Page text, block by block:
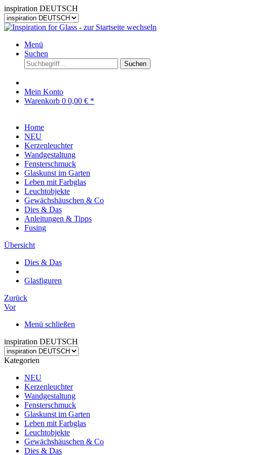
inspiration DEUTSCH
Menü
Suchen
Suchen
Mein Konto
Warenkorb 0 0,00 € *
Home
NEU
Kerzenleuchter
Wandgestaltung
Fensterschmuck
Glaskunst im Garten
Leben mit Farbglas
Leuchtobjekte
Gewächshäuschen & Co
Dies & Das
Anleitungen & Tipps
Fusing
Übersicht
Dies & Das
Glasfiguren
Zurück
Vor
Menü schließen
inspiration DEUTSCH
Kategorien
NEU
Kerzenleuchter
Wandgestaltung
Fensterschmuck
Glaskunst im Garten
Leben mit Farbglas
Leuchtobjekte
Gewächshäuschen & Co
Dies & Das